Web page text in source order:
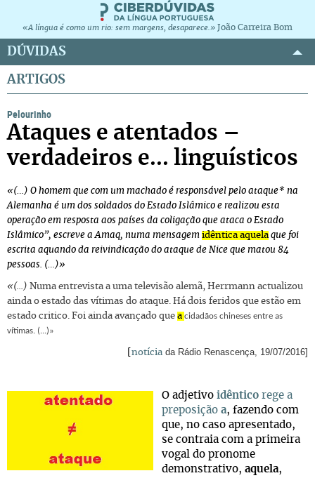
«A língua é como um rio: sem margens, desaparece.» João Carreira Bom
DÚVIDAS
ARTIGOS
Pelourinho
Ataques e atentados –
verdadeiros e... linguísticos
«(…) O homem que com um machado é responsável pelo ataque* na
Alemanha é um dos soldados do Estado Islâmico e realizou esta
operação em resposta aos países da coligação que ataca o Estado
Islâmico”, escreve a Amaq, numa mensagem idêntica aquela que foi
escrita aquando da reivindicação do ataque de Nice que matou 84
pessoas. (…)»
«(...) Numa entrevista a uma televisão alemã, Herrmann actualizou
ainda o estado das vítimas do ataque. Há dois feridos que estão em
estado critico. Foi ainda avançado que a cidadãos chineses entre as
vítimas. (...)»
notícia da Rádio Renascença, 19/07/2016]
O adjetivo idêntico rege a
preposição a, fazendo com
que, no caso apresentado,
se contraia com a primeira
vogal do pronome
demonstrativo, aquela,